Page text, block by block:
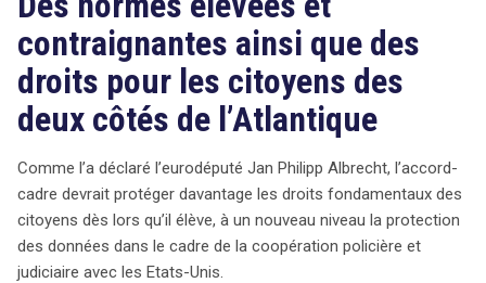
contraignantes ainsi que des
droits pour les citoyens des
deux côtés de l’Atlantique
Comme l’a déclaré l’eurodéputé Jan Philipp Albrecht, l’accord-
cadre devrait protéger davantage les droits fondamentaux des
citoyens dès lors qu’il élève, à un nouveau niveau la protection
des données dans le cadre de la coopération policière et
judiciaire avec les Etats-Unis.